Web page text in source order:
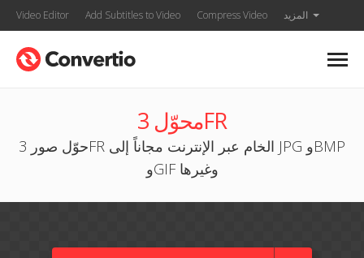
Video Editor Add Subtitles to Video Compress Video المزيد
محوّل 3FR
حوّل صور 3FR الخام عبر الإنترنت مجاناً إلى JPG وBMP
وGIF وغيرها